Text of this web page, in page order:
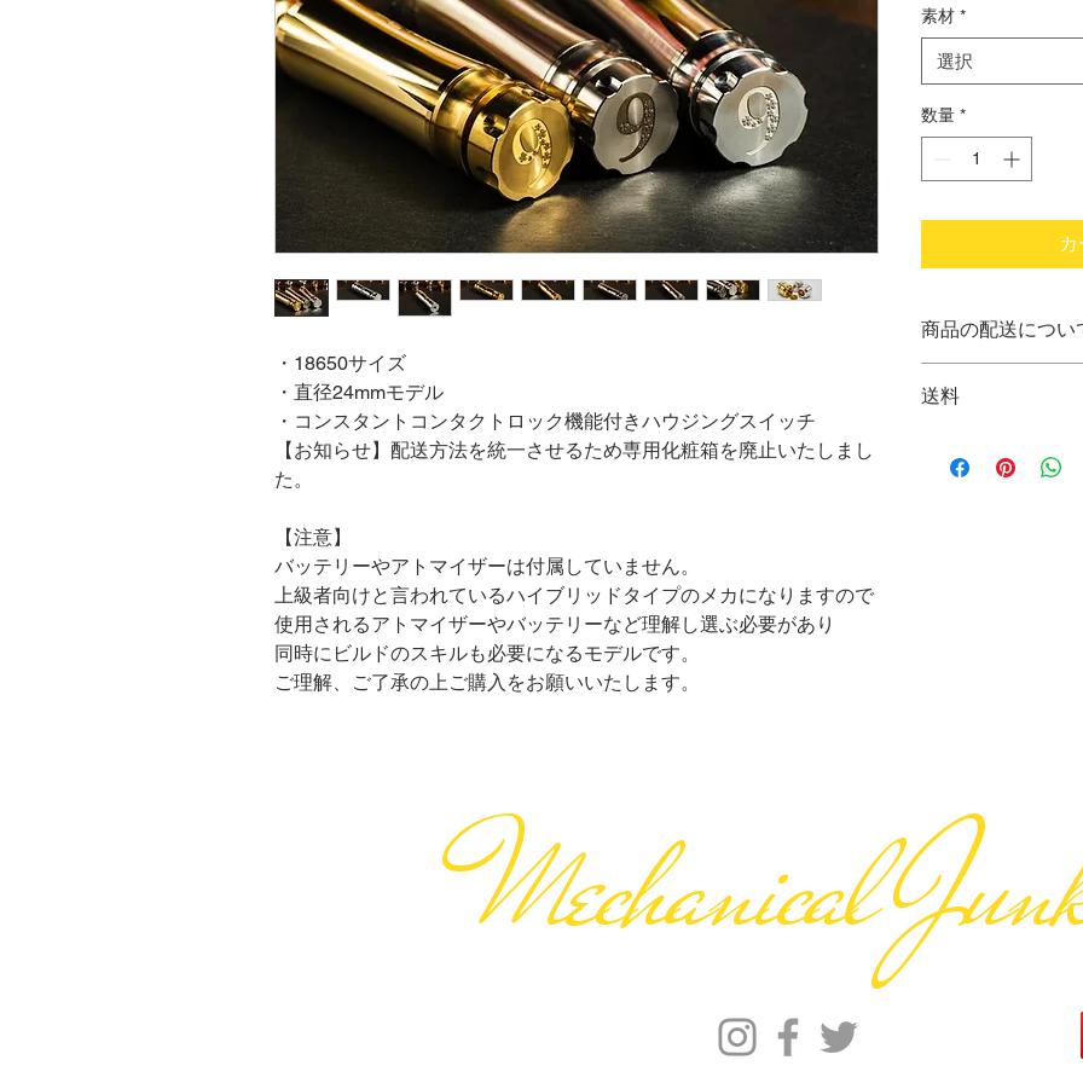
・18650サイズ
・直径24mmモデル
・コンスタントコンタクトロック機能付きハウジングスイッチ
【お知らせ】配送方法を統一させるため専用化粧箱を廃止いたしまし
た。
【注意】
バッテリーやアトマイザーは付属していません。
上級者向けと言われているハイブリッドタイプのメカになりますので
使用されるアトマイザーやバッテリーなど理解し選ぶ必要があり
同時にビルドのスキルも必要になるモデルです。
ご理解、ご了承の上ご購入をお願いいたします。
格
素材 *
選択
数量 *
商品の配送につい
送料
10,000円以上で送
​Mechanical